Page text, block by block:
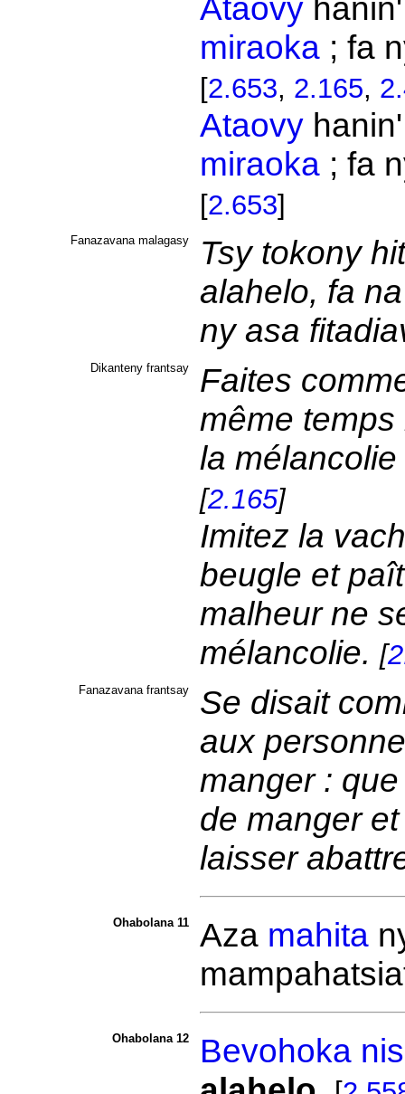
Ataovy
miraoka; fa
[2.653, 2.165,
Ataovy
miraoka; fa
[2.653]
Fanazavana malagasy
Tsy tokony
alahelo, fa
ny asa
Dikanteny frantsay
Faites
même
la
[2.165]
Imitez la
beugle et
malheur ne
mélancolie. [
Fanazavana frantsay
Se disait
aux
manger :
de manger
laisser
Ohabolana 11 Aza mahita
Ohabolana 12 Bevohoka